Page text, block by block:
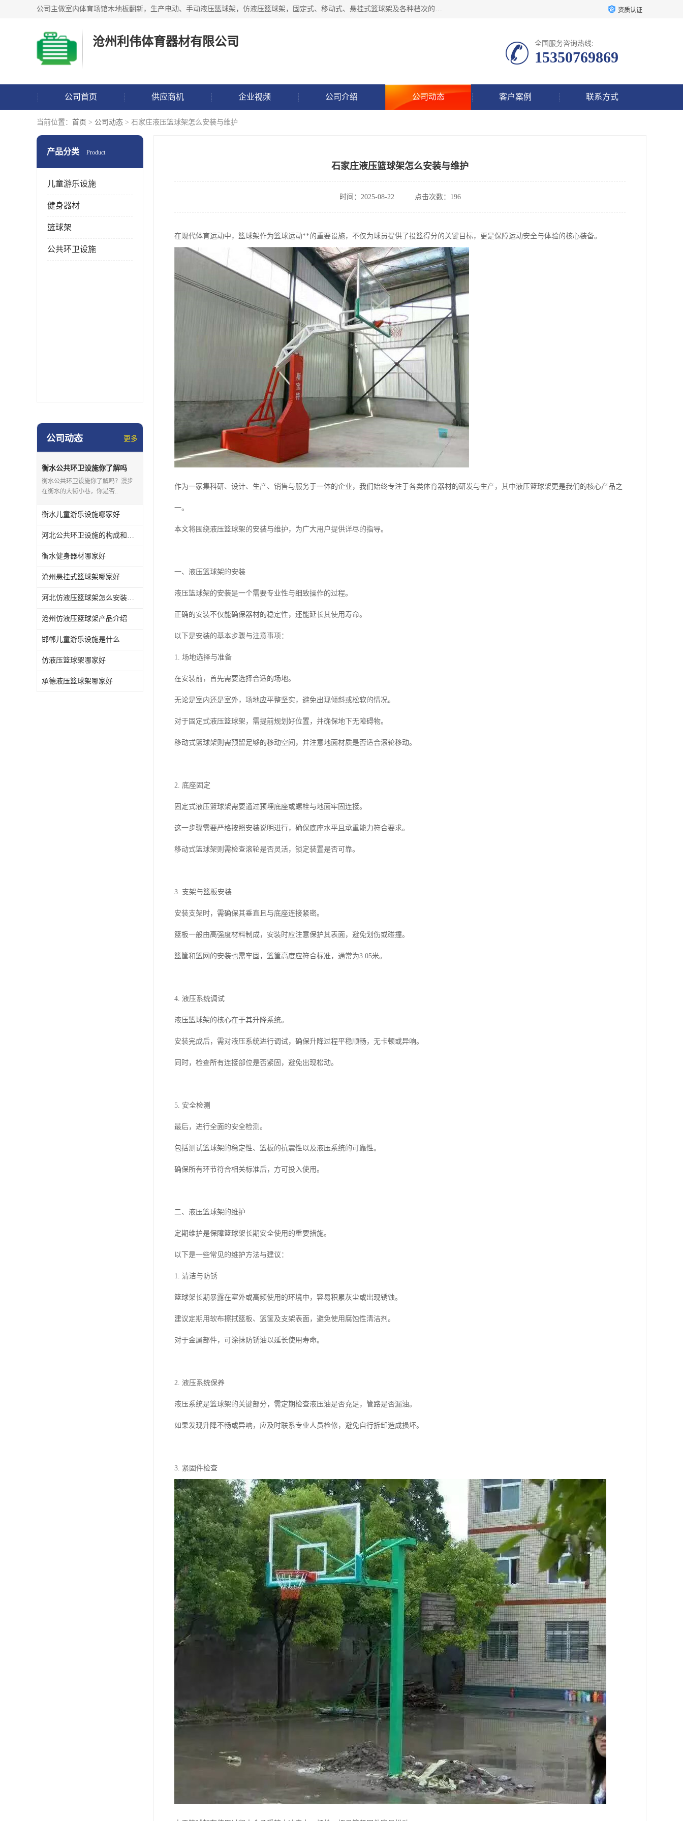
公司主做室内体育场馆木地板翻新，生产电动、手动液压篮球架，仿液压篮球架，固定式、移动式、悬挂式篮球架及各种档次的篮球板，乒乓球台、网球柱、排球柱、羽毛球柱、足球门，各种体操、田径器材等体育器材。 资质认证
沧州利伟体育器材有限公司 全国服务咨询热线:
15350769869
公司首页 供应商机 企业视频 公司介绍 公司动态 客户案例 联系方式
当前位置： 首页 > 公司动态 > 石家庄液压篮球架怎么安装与维护
产品分类 Product
儿童游乐设施
健身器材
篮球架
公共环卫设施
公司动态 更多
衡水公共环卫设施你了解吗
衡水公共环卫设施你了解吗？漫步
在衡水的大街小巷，你是否..
衡水儿童游乐设施哪家好
河北公共环卫设施的构成和应用你知道多少？
衡水健身器材哪家好
沧州悬挂式篮球架哪家好
河北仿液压篮球架怎么安装与维护
沧州仿液压篮球架产品介绍
邯郸儿童游乐设施是什么
仿液压篮球架哪家好
承德液压篮球架哪家好
石家庄液压篮球架怎么安装与维护
时间：2025-08-22 点击次数：196
在现代体育运动中，篮球架作为篮球运动**的重要设施，不仅为球员提供了投篮得分的关键目标，更是保障运动安全与体验的核心装备。
作为一家集科研、设计、生产、销售与服务于一体的企业，我们始终专注于各类体育器材的研发与生产，其中液压篮球架更是我们的核心产品之
一。
本文将围绕液压篮球架的安装与维护，为广大用户提供详尽的指导。
一、液压篮球架的安装
液压篮球架的安装是一个需要专业性与细致操作的过程。
正确的安装不仅能确保器材的稳定性，还能延长其使用寿命。
以下是安装的基本步骤与注意事项：
1. 场地选择与准备
在安装前，首先需要选择合适的场地。
无论是室内还是室外，场地应平整坚实，避免出现倾斜或松软的情况。
对于固定式液压篮球架，需提前规划好位置，并确保地下无障碍物。
移动式篮球架则需预留足够的移动空间，并注意地面材质是否适合滚轮移动。
2. 底座固定
固定式液压篮球架需要通过预埋底座或螺栓与地面牢固连接。
这一步骤需要严格按照安装说明进行，确保底座水平且承重能力符合要求。
移动式篮球架则需检查滚轮是否灵活，锁定装置是否可靠。
3. 支架与篮板安装
安装支架时，需确保其垂直且与底座连接紧密。
篮板一般由高强度材料制成，安装时应注意保护其表面，避免划伤或碰撞。
篮筐和篮网的安装也需牢固，篮筐高度应符合标准，通常为3.05米。
4. 液压系统调试
液压篮球架的核心在于其升降系统。
安装完成后，需对液压系统进行调试，确保升降过程平稳顺畅，无卡顿或异响。
同时，检查所有连接部位是否紧固，避免出现松动。
5. 安全检测
最后，进行全面的安全检测。
包括测试篮球架的稳定性、篮板的抗震性以及液压系统的可靠性。
确保所有环节符合相关标准后，方可投入使用。
二、液压篮球架的维护
定期维护是保障篮球架长期安全使用的重要措施。
以下是一些常见的维护方法与建议：
1. 清洁与防锈
篮球架长期暴露在室外或高频使用的环境中，容易积累灰尘或出现锈蚀。
建议定期用软布擦拭篮板、篮筐及支架表面，避免使用腐蚀性清洁剂。
对于金属部件，可涂抹防锈油以延长使用寿命。
2. 液压系统保养
液压系统是篮球架的关键部分，需定期检查液压油是否充足，管路是否漏油。
如果发现升降不畅或异响，应及时联系专业人员检修，避免自行拆卸造成损坏。
3. 紧固件检查